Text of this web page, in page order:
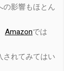
の影響もほとん
Amazonでは
されてみてはい